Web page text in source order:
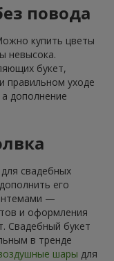
повода
купить цветы
невысока.
букет,
правильном уходе
дополнение
свадебных
его
—
и оформления
Свадебный букет
в тренде
шары для